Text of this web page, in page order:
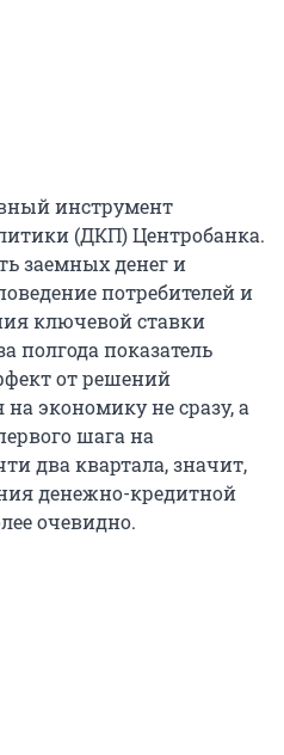
инструмент
(ДКП) Центробанка.
заемных денег и
потребителей и
ключевой ставки
полгода показатель
от решений
на экономику не сразу, а
шага на
два квартала, значит,
денежно-кредитной
очевидно.